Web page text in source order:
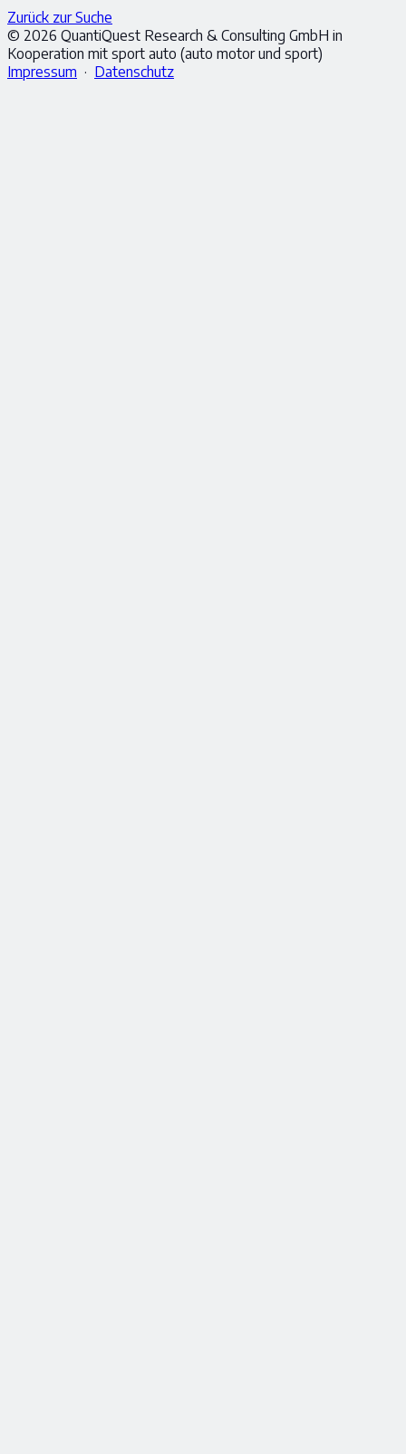
Zurück zur Suche
© 2026 QuantiQuest Research & Consulting GmbH in
Kooperation mit sport auto (auto motor und sport)
Impressum · Datenschutz